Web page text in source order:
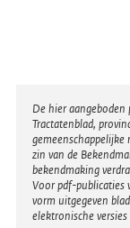
Disclaimer
De hier aangeboden
Tractatenblad,
zin van de
bekendmaking
Voor pdf-publicaties
vorm uitgegeven
elektronische